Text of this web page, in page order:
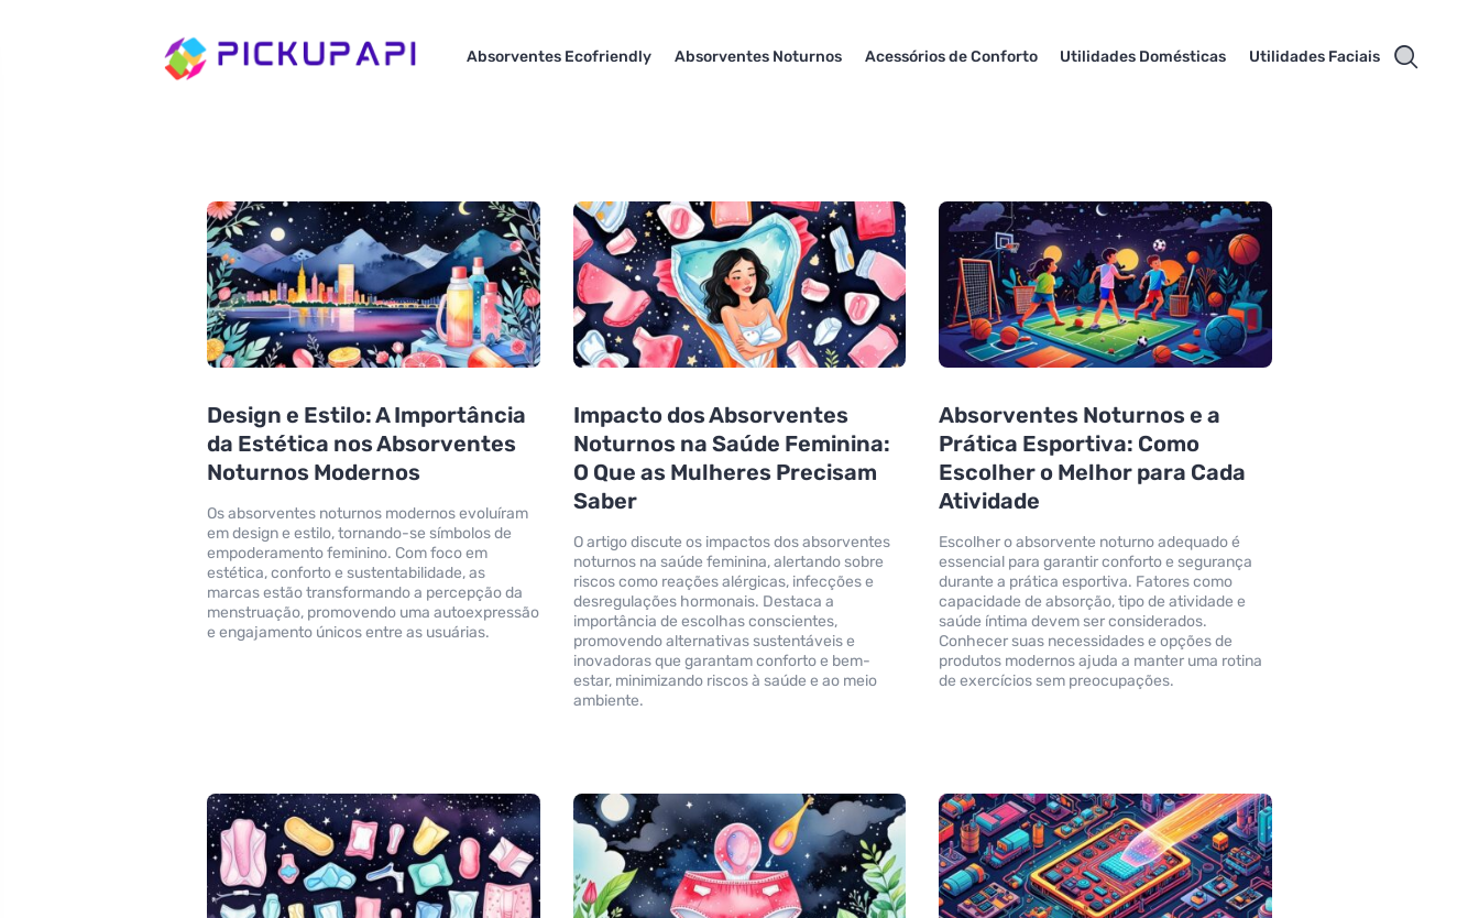
Absorventes Ecofriendly Absorventes Noturnos Acessórios de Conforto Utilidades Domésticas Utilidades Faciais
Design e Estilo: A Importância
da Estética nos Absorventes
Noturnos Modernos
Os absorventes noturnos modernos evoluíram
em design e estilo, tornando-se símbolos de
empoderamento feminino. Com foco em
estética, conforto e sustentabilidade, as
marcas estão transformando a percepção da
menstruação, promovendo uma autoexpressão
e engajamento únicos entre as usuárias.
Impacto dos Absorventes
Noturnos na Saúde Feminina:
O Que as Mulheres Precisam
Saber
O artigo discute os impactos dos absorventes
noturnos na saúde feminina, alertando sobre
riscos como reações alérgicas, infecções e
desregulações hormonais. Destaca a
importância de escolhas conscientes,
promovendo alternativas sustentáveis e
inovadoras que garantam conforto e bem-
estar, minimizando riscos à saúde e ao meio
ambiente.
Absorventes Noturnos e a
Prática Esportiva: Como
Escolher o Melhor para Cada
Atividade
Escolher o absorvente noturno adequado é
essencial para garantir conforto e segurança
durante a prática esportiva. Fatores como
capacidade de absorção, tipo de atividade e
saúde íntima devem ser considerados.
Conhecer suas necessidades e opções de
produtos modernos ajuda a manter uma rotina
de exercícios sem preocupações.